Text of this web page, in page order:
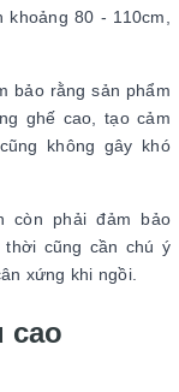
80 - 110cm,
bảo rằng sản phẩm
ghế cao, tạo cảm
không gây khó
còn phải đảm bảo
cũng cần chú ý
xứng khi ngồi.
cao